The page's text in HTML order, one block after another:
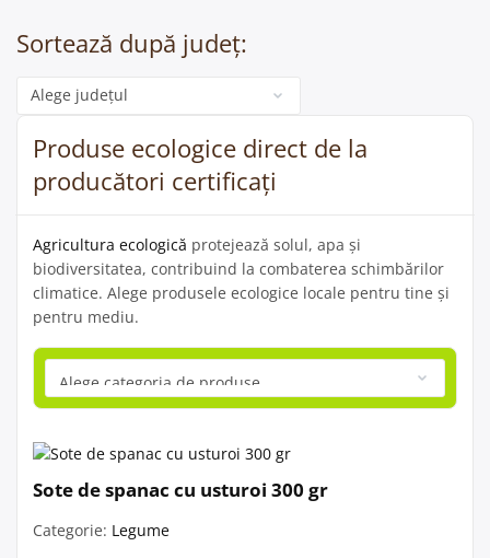
Sortează după județ:
Categorie
Produse ecologice direct de la
producători certificați
Agricultura ecologică protejează solul, apa și
biodiversitatea, contribuind la combaterea schimbărilor
climatice. Alege produsele ecologice locale pentru tine și
pentru mediu.
Sote de spanac cu usturoi 300 gr
Categorie: Legume